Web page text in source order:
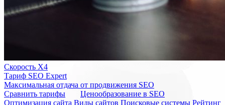
Скорость Х4
Тариф SEO Expert
Максимальная отдача от продвижения SEO
Cравнить тарифы
Ценообразование в SEO
Оптимизация сайта Виды сайтов Поисковые системы Рейтинг